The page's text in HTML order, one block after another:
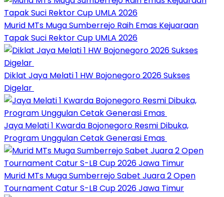
Murid MTs Muga Sumberrejo Raih Emas Kejuaraan
Tapak Suci Rektor Cup UMLA 2026
Diklat Jaya Melati 1 HW Bojonegoro 2026 Sukses
Digelar
Jaya Melati 1 Kwarda Bojonegoro Resmi Dibuka,
Program Unggulan Cetak Generasi Emas
Murid MTs Muga Sumberrejo Sabet Juara 2 Open
Tournament Catur S-LB Cup 2026 Jawa Timur